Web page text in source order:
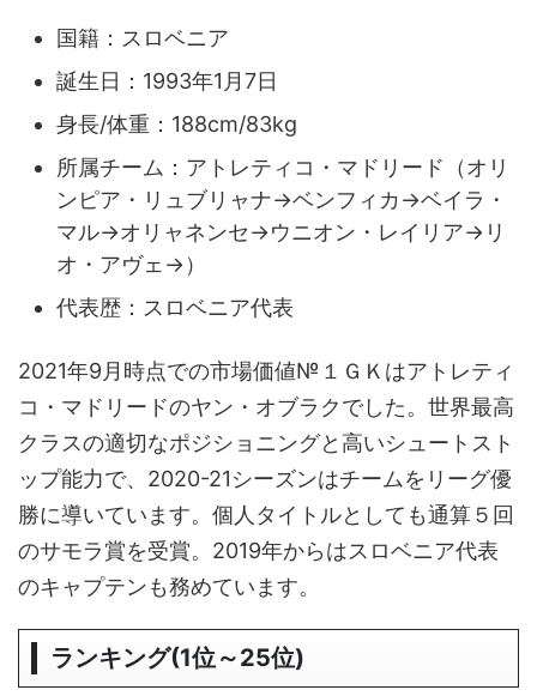
国籍：スロベニア
誕生日：1993年1月7日
身長/体重：188cm/83kg
所属チーム：アトレティコ・マドリード（オリ
ンピア・リュブリャナ→ベンフィカ→ベイラ・
マル→オリャネンセ→ウニオン・レイリア→リ
オ・アヴェ→）
代表歴：スロベニア代表
2021年9月時点での市場価値№１ＧＫはアトレティ
コ・マドリードのヤン・オブラクでした。世界最高
クラスの適切なポジショニングと高いシュートスト
ップ能力で、2020-21シーズンはチームをリーグ優
勝に導いています。個人タイトルとしても通算５回
のサモラ賞を受賞。2019年からはスロベニア代表
のキャプテンも務めています。
ランキング(1位～25位)